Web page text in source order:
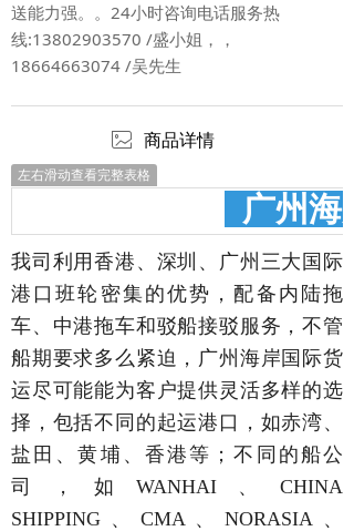
送能力强。。24小时咨询电话服务热
线:13802903570 /盛小姐，，
18664663074 /吴先生
商品详情
左右滑动查看完整表格
广州海
我司利用香港、深圳、广州三大国际
港口班轮密集的优势，配备内陆拖
车、中港拖车和驳船接驳服务，不管
船期要求多么紧迫，广州海岸国际货
运尽可能能为客户提供灵活多样的选
择，包括不同的起运港口，如赤湾、
盐田、黄埔、香港等；不同的船公
司，如WANHAI、CHINA
SHIPPING、CMA、NORASIA、
ꂈ